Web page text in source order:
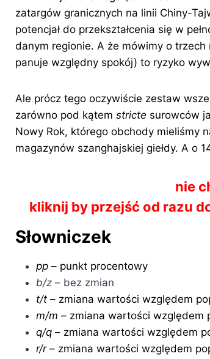
zatargów granicznych na linii Chiny-
potencjał do przekształcenia się w
danym regionie. A że mówimy o
panuje względny spokój) to ryzyko
Ale prócz tego oczywiście zestaw
zarówno pod kątem stricte surowców
Nowy Rok, którego obchody mieliśmy
magazynów szanghajskiej giełdy. A o
nie
kliknij by przejść od razu
Słowniczek
pp – punkt procentowy
b/z – bez zmian
t/t – zmiana wartości względem
m/m – zmiana wartości względem
q/q – zmiana wartości względem
r/r– zmiana wartości względem